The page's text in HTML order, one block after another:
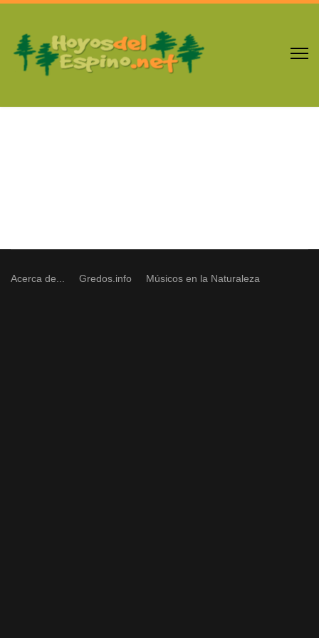
Acerca de... Gredos.info Músicos en la Naturaleza